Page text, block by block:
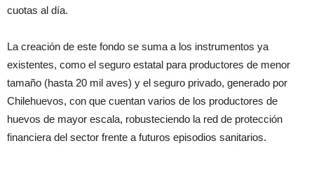
cuotas al día.
La creación de este fondo se suma a los instrumentos ya
existentes, como el seguro estatal para productores de menor
tamaño (hasta 20 mil aves) y el seguro privado, generado por
Chilehuevos, con que cuentan varios de los productores de
huevos de mayor escala, robusteciendo la red de protección
financiera del sector frente a futuros episodios sanitarios.